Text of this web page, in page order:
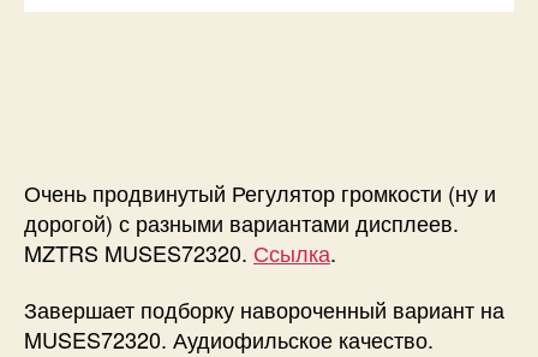
Очень продвинутый Регулятор громкости (ну и
дорогой) с разными вариантами дисплеев.
MZTRS MUSES72320. Ссылка.
Завершает подборку навороченный вариант на
MUSES72320. Аудиофильское качество.